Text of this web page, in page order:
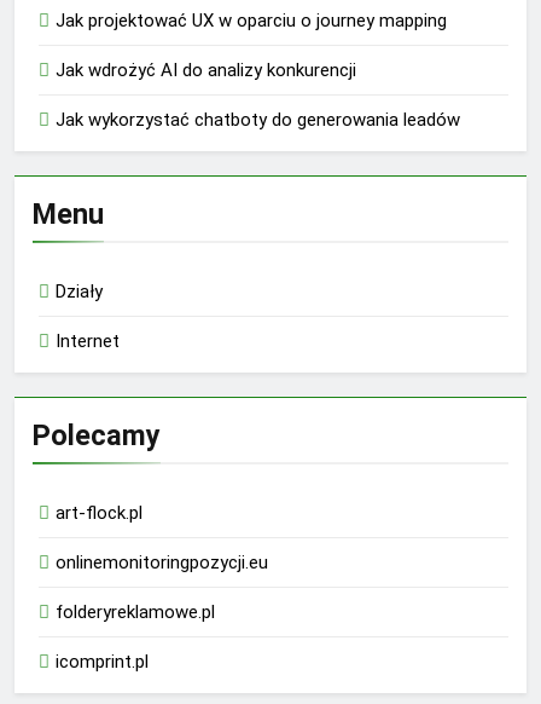
Jak projektować UX w oparciu o journey mapping
Jak wdrożyć AI do analizy konkurencji
Jak wykorzystać chatboty do generowania leadów
Menu
Działy
Internet
Polecamy
art-flock.pl
onlinemonitoringpozycji.eu
folderyreklamowe.pl
icomprint.pl